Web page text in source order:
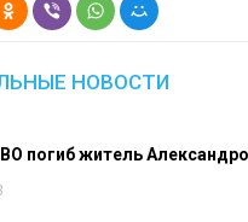
НОВОСТИ
погиб житель